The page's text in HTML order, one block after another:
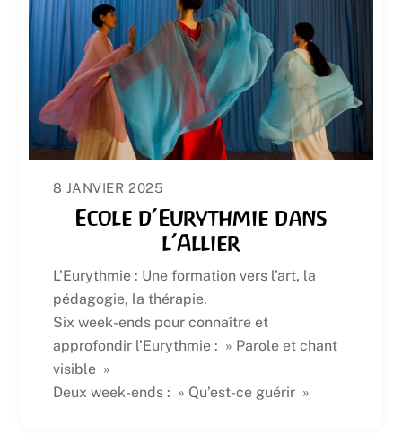
8 JANVIER 2025
Ecole d’Eurythmie dans
l’Allier
L’Eurythmie : Une formation vers l’art, la
pédagogie, la thérapie.
Six week-ends pour connaître et
approfondir l’Eurythmie : » Parole et chant
visible »
Deux week-ends : » Qu’est-ce guérir »